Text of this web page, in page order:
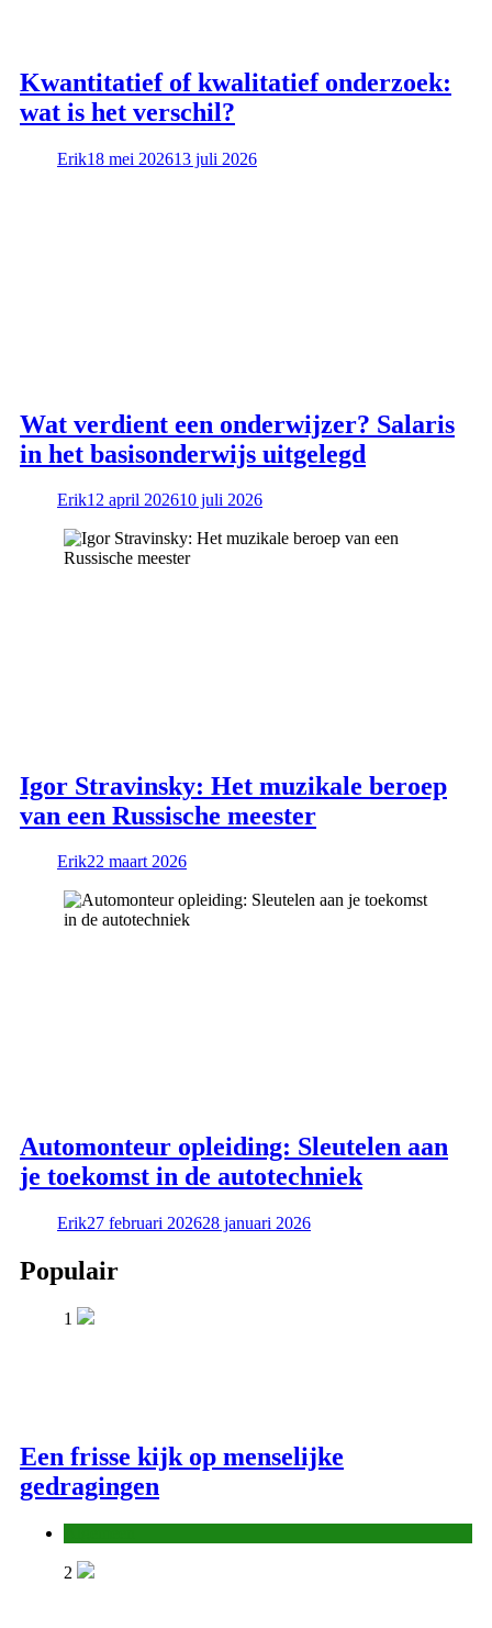
Kwantitatief of kwalitatief onderzoek:
wat is het verschil?
Erik18 mei 202613 juli 2026
Wat verdient een onderwijzer? Salaris
in het basisonderwijs uitgelegd
Erik12 april 202610 juli 2026
Igor Stravinsky: Het muzikale beroep
van een Russische meester
Erik22 maart 2026
Automonteur opleiding: Sleutelen aan
je toekomst in de autotechniek
Erik27 februari 202628 januari 2026
Populair
1
Een frisse kijk op menselijke
gedragingen
2